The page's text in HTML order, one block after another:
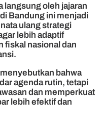
langsung oleh jajaran
Bandung ini menjadi
ulang strategi
lebih adaptif
fiskal nasional dan
bahwa
agenda rutin, tetapi
dan memperkuat
lebih efektif dan